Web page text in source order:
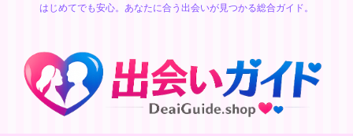
はじめてでも安心。あなたに合う出会いが見つかる総合ガイド。